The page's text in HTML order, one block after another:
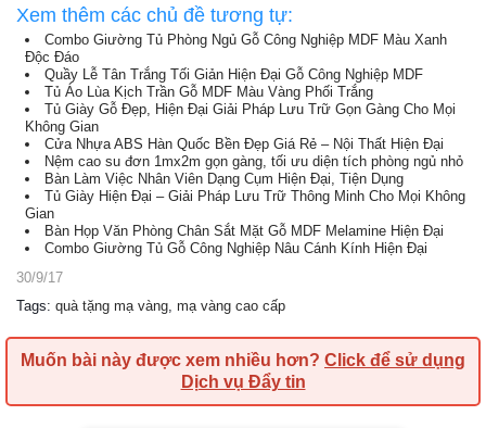
Xem thêm các chủ đề tương tự:
Combo Giường Tủ Phòng Ngủ Gỗ Công Nghiệp MDF Màu Xanh
Độc Đáo
Quầy Lễ Tân Trắng Tối Giản Hiện Đại Gỗ Công Nghiệp MDF
Tủ Áo Lùa Kịch Trần Gỗ MDF Màu Vàng Phối Trắng
Tủ Giày Gỗ Đẹp, Hiện Đại Giải Pháp Lưu Trữ Gọn Gàng Cho Mọi
Không Gian
Cửa Nhựa ABS Hàn Quốc Bền Đẹp Giá Rẻ – Nội Thất Hiện Đại
Nệm cao su đơn 1mx2m gọn gàng, tối ưu diện tích phòng ngủ nhỏ
Bàn Làm Việc Nhân Viên Dạng Cụm Hiện Đại, Tiện Dụng
Tủ Giày Hiện Đại – Giải Pháp Lưu Trữ Thông Minh Cho Mọi Không
Gian
Bàn Họp Văn Phòng Chân Sắt Mặt Gỗ MDF Melamine Hiện Đại
Combo Giường Tủ Gỗ Công Nghiệp Nâu Cánh Kính Hiện Đại
30/9/17
Tags: quà tặng mạ vàng, mạ vàng cao cấp
Muốn bài này được xem nhiều hơn? Click để sử dụng
Dịch vụ Đẩy tin